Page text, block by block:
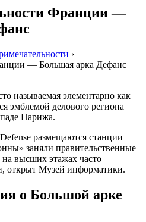
Франции —
›
— Большая арка Дефанс
называемая элементарно как
эмблемой делового региона
Парижа.
размещаются станции
заняли правительственные
высших этажах часто
открыт Музей информатики.
о Большой арке